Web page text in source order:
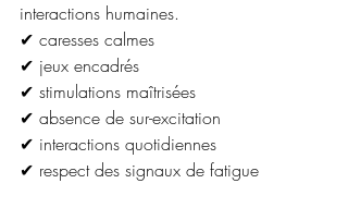
interactions humaines.
✔ caresses calmes
✔ jeux encadrés
✔ stimulations maîtrisées
✔ absence de sur-excitation
✔ interactions quotidiennes
✔ respect des signaux de fatigue